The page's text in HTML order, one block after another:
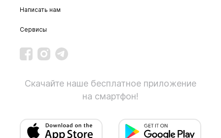
Написать нам
Сервисы
Скачайте наше бесплатное приложение
на смартфон!